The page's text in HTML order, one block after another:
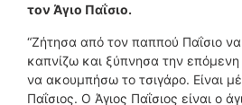
τον Άγιο Παΐσιο.
“Ζήτησα από τον παππού Παΐσιο
καπνίζω και ξύπνησα την
να ακουμπήσω το τσιγάρο. Είναι
Παΐσιος. Ο Άγιος Παΐσιος είναι ο